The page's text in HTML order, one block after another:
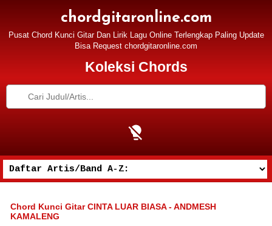
chordgitaronline.com
Pusat Chord Kunci Gitar Dan Lirik Lagu Online Terlengkap Paling Update
Bisa Request chordgitaronline.com
Koleksi Chords
Chord Kunci Gitar CINTA LUAR BIASA - ANDMESH
KAMALENG